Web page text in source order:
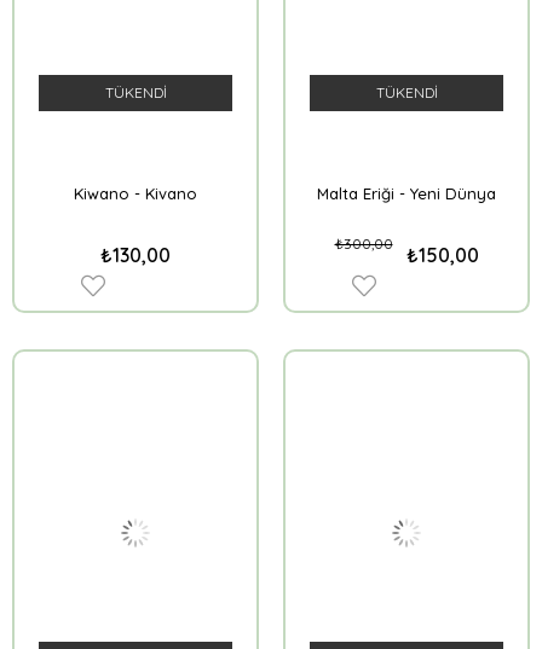
TÜKENDI
Kiwano - Kivano
₺130,00
TÜKENDI
Malta Eriği - Yeni Dünya
₺150,00
₺300,00